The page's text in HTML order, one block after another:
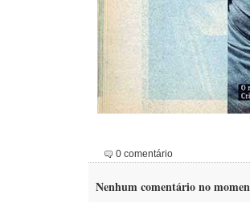
0 comentário
Nenhum comentário no